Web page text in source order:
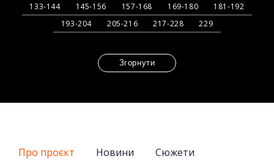
133-144
145-156 157-168 169-180
181-192
193-204
205-216 217-228 229
Згорнути
Про проєкт Новини
Сюжети